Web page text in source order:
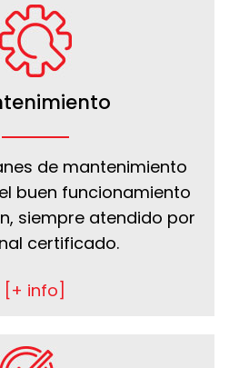
de mantenimiento
buen funcionamiento
siempre atendido por
certificado.
[+ info]